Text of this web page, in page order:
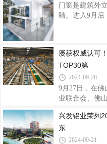
30,D13-14诚
观，交流创新
智能化、可循
家和
门窗是建筑外
睛。进入9月后
验。· Part.01·
美好门窗的性
具备良好的硬
下保持稳定，
统门窗选用优
屡获权威认可
TOP30第
2024-09-28
9月27日，在
业联合会、佛
TOP30、科技
式发布。兴发
14位、科技创
兴发铝业荣列
东
2024-09-21